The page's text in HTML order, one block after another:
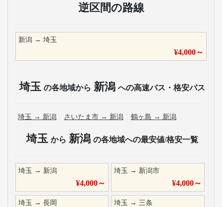
逆区間の路線
新潟 → 埼玉
¥4,000～
埼玉 の各地域から 新潟 への高速バス・格安バス
埼玉 → 新潟 さいたま市 → 新潟 鶴ヶ島 → 新潟
埼玉 から 新潟 の各地域への最安値/格安一覧
埼玉 → 新潟
¥4,000～
埼玉 → 新潟市
¥4,000～
埼玉 → 長岡 埼玉 →三条